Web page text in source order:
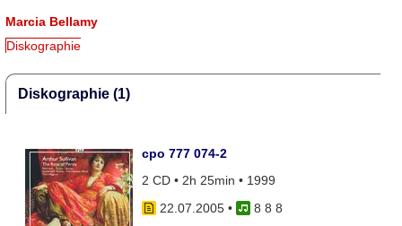
Marcia Bellamy
Diskographie
Diskographie (1)
cpo 777 074-2
2 CD • 2h 25min • 1999
22.07.2005•
8 8 8